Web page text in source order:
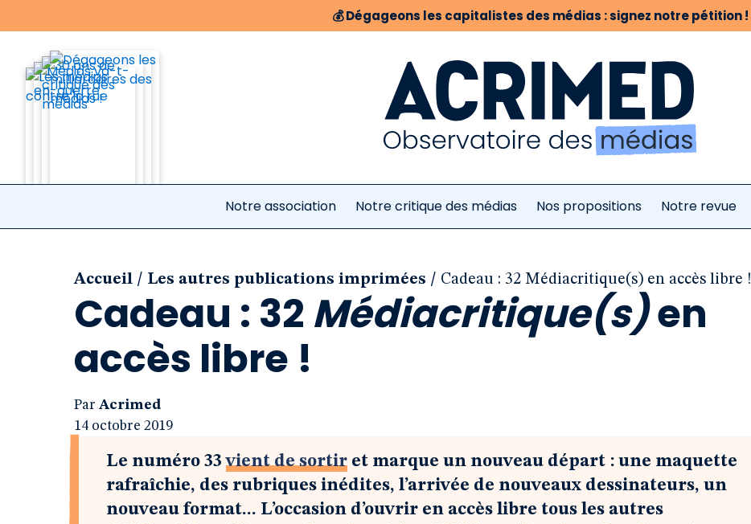
💰Dégageons les capitalistes des médias : signez notre pétition !
Notre association Notre critique des médias Nos propositions Notre revue
Accueil / Les autres publications imprimées / Cadeau : 32 Médiacritique(s) en accès libre !
Cadeau : 32 Médiacritique(s)en
accès libre !
Par Acrimed
14 octobre 2019
Le numéro 33vient de sortir et marque un nouveau départ : une maquette
rafraîchie, des rubriques inédites, l’arrivée de nouveaux dessinateurs, un
nouveau format... L’occasion d’ouvrir en accès libre tous les autres